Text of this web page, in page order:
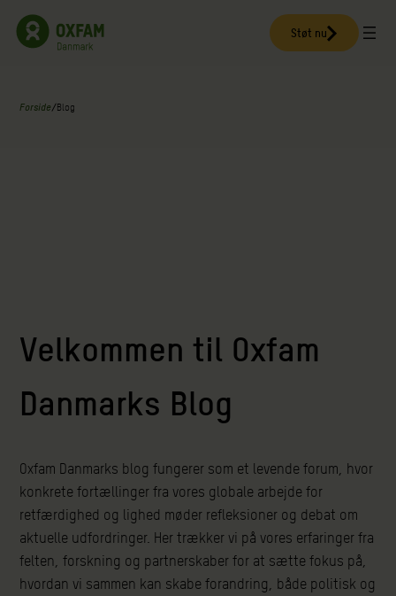
Spring
Støt nu
Forside/Blog
Velkommen til Oxfam
Danmarks Blog
Oxfam Danmarks blog fungerer som et levende forum, hvor
konkrete fortællinger fra vores globale arbejde for
retfærdighed og lighed møder refleksioner og debat om
aktuelle udfordringer. Her trækker vi på vores erfaringer fra
felten, forskning og partnerskaber for at sætte fokus på,
hvordan vi sammen kan skabe forandring, både politisk og